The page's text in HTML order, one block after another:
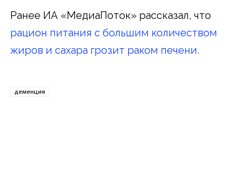
Ранее ИА «МедиаПоток» рассказал, что
рацион питания с большим количеством
жиров и сахара грозит раком печени.
деменция